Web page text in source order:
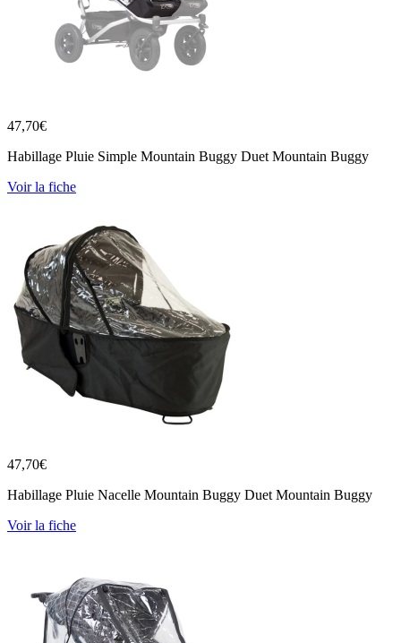
47,70€
Habillage Pluie Simple Mountain Buggy Duet Mountain Buggy
Voir la fiche
47,70€
Habillage Pluie Nacelle Mountain Buggy Duet Mountain Buggy
Voir la fiche